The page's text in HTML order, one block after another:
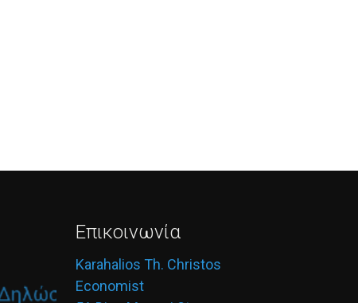
Επικοινωνία
Karahalios Th. Christos
Economist